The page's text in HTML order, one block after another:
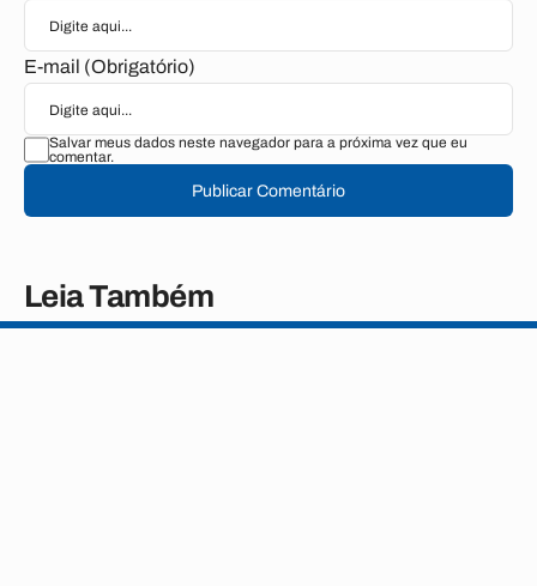
E-mail (Obrigatório)
Salvar meus dados neste navegador para a próxima vez que eu
comentar.
Publicar Comentário
Leia Também